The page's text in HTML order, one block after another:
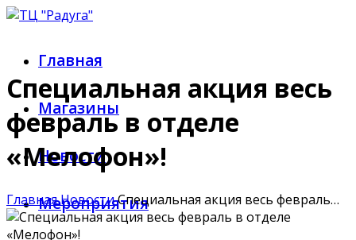
Главная
Магазины
Новости
Мероприятия
Специальная акция весь
февраль в отделе
«Мелофон»!
ГлавнаяНовостиСпециальная акция весь февраль…